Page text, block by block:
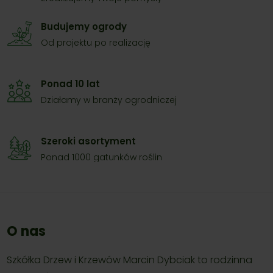
Budujemy ogrody
Od projektu po realizację
Ponad 10 lat
Działamy w branży ogrodniczej
Szeroki asortyment
Ponad 1000 gatunków roślin
O nas
Szkółka Drzew i Krzewów Marcin Dybciak to rodzinna